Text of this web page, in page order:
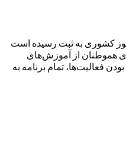
کشوری به ثبت رسیده است
هموطنان از آموزش‌های
فعالیت‌ها، تمام برنامه به